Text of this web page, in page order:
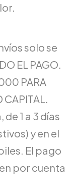
solo se
EL PAGO.
PARA
1 a 3 días
y en el
El pago
por cuenta